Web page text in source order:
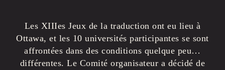
Les XIIIes Jeux de la traduction ont eu lieu à
Ottawa, et les 10 universités participantes se sont
affrontées dans des conditions quelque peu…
différentes. Le Comité organisateur a décidé de